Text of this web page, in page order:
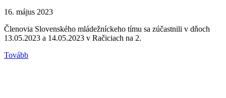
16. május 2023
Členovia Slovenského mládežníckeho tímu sa zúčastnili v dňoch
13.05.2023 a 14.05.2023 v Račiciach na 2.
Tovább